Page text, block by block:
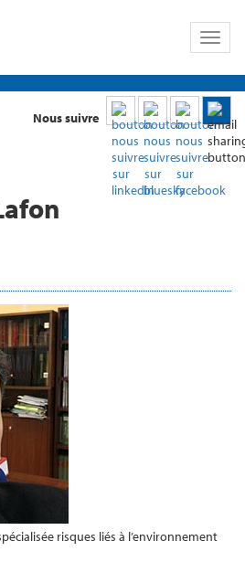
Toggle
Nous suivre
risques liés à l’environnement